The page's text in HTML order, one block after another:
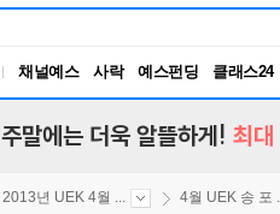
채널예스 사락 예스펀딩 클래스24
주말에는 더욱 알뜰하게! 최
2013년 UEK 4월 ... 4월 UEK 송 포